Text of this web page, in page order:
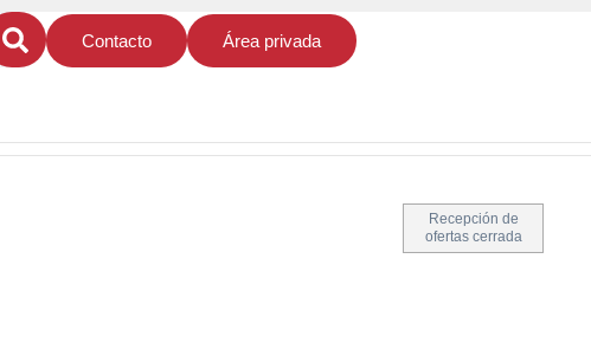
Contacto Área privada
Recepción de
ofertas cerrada